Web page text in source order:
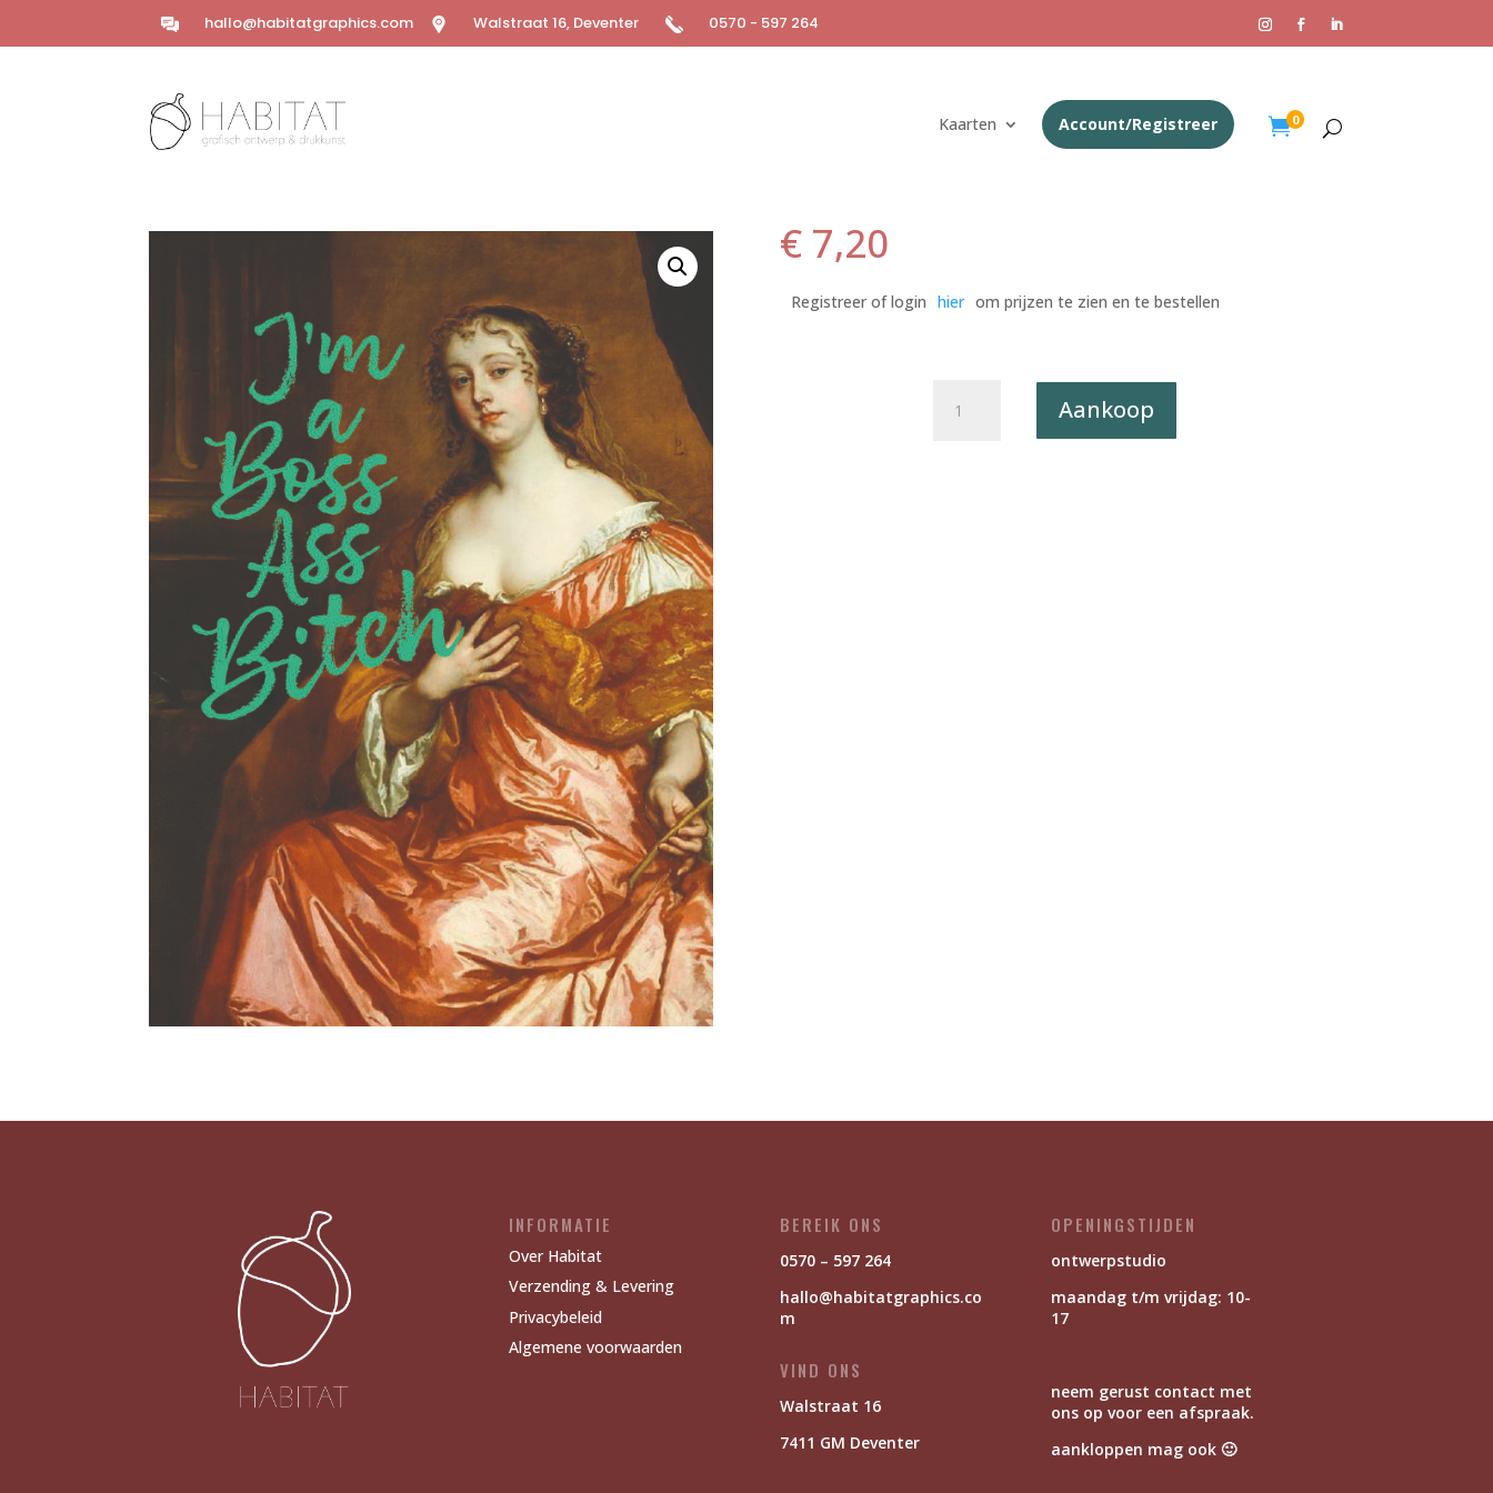
hallo@habitatgraphics.com Walstraat 16, Deventer 0570 - 597 264
Kaarten Account/Registreer 0
€7,20
Registreer of login hier om prijzen te zien en te bestellen
Classy,
Aankoop
INFORMATIE
Over Habitat
Verzending & Levering
Privacybeleid
Algemene voorwaarden
BEREIK ONS
0570 – 597 264
hallo@habitatgraphics.co
m
VIND ONS
Walstraat 16
7411 GM Deventer
OPENINGSTIJDEN
ontwerpstudio
maandag t/m vrijdag: 10-
17
neem gerust contact met
ons op voor een afspraak.
aankloppen mag ook 🙂